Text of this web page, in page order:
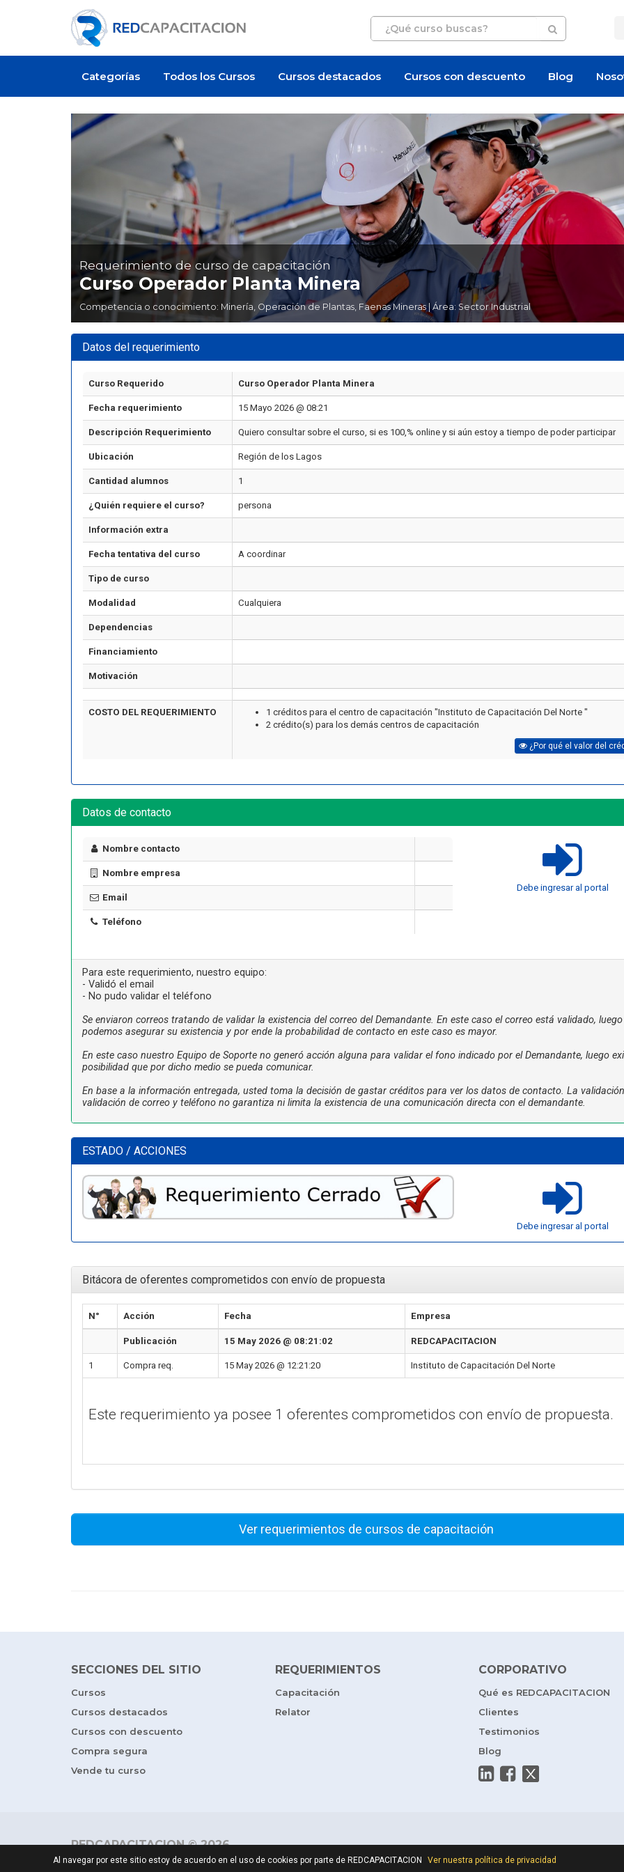
Categorías Todos los Cursos Cursos destacados Cursos con descuento Blog
Requerimiento de curso de capacitación
Curso Operador Planta Minera
Competencia o conocimiento: Minería, Operación de Plantas, Faenas Mineras | Área: Sector Industrial
Datos del requerimiento
Curso Requerido Curso Operador Planta Minera
Fecha requerimiento 15 Mayo 2026 @ 08:21
Descripción Requerimiento Quiero consultar sobre el curso, si es 100,% online y si aún estoy a tiempo de poder participar
Ubicación Región de los Lagos
Cantidad alumnos 1
¿Quién requiere el curso? persona
Información extra
Fecha tentativa del curso A coordinar
Tipo de curso
Modalidad Cualquiera
Dependencias
Financiamiento
Motivación
COSTO DEL REQUERIMIENTO
1 créditos para el centro de capacitación "Instituto de Capacitación Del Norte "
2 crédito(s) para los demás centros de capacitación
¿Por qué el valor del
Datos de contacto
Nombre contacto
Nombre empresa
Email
Teléfono
Debe ingresar al portal
Para este requerimiento, nuestro equipo:
- Validó el email
- No pudo validar el teléfono
Se enviaron correos tratando de validar la existencia del correo del Demandante. En este caso el correo está validado, luego
podemos asegurar su existencia y por ende la probabilidad de contacto en este caso es mayor.
En este caso nuestro Equipo de Soporte no generó acción alguna para validar el fono indicado por el Demandante, luego
posibilidad que por dicho medio se pueda comunicar.
En base a la información entregada, usted toma la decisión de gastar créditos para ver los datos de contacto. La
validación de correo y teléfono no garantiza ni limita la existencia de una comunicación directa con el demandante.
ESTADO / ACCIONES
Debe ingresar al portal
Bitácora de oferentes comprometidos con envío de propuesta
N° Acción Fecha Empresa
Publicación 15 May 2026 @ 08:21:02 REDCAPACITACION
1 Compra req. 15 May 2026 @ 12:21:20 Instituto de Capacitación Del Norte
Este requerimiento ya posee 1 oferentes comprometidos con envío de propuesta.
Ver requerimientos de cursos de capacitación
Cómo Formar una Brigada de
¿Cuánto cuesta certificarse en
en 2026? El precio real de los
¿Cuánto cuesta un
manejo de
SECCIONES DEL SITIO
Cursos
Cursos destacados
Cursos con descuento
Compra segura
Vende tu curso
REQUERIMIENTOS
Capacitación
Relator
CORPORATIVO
Qué es REDCAPACITACION
Clientes
Testimonios
Blog
REDCAPACITACION © 2026
Al navegar por este sitio estoy de acuerdo en el uso de cookies por parte de REDCAPACITACION Ver nuestra política de privacidad